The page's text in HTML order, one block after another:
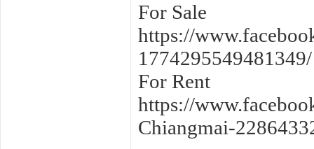
For Sale
https://
1774295549481349/
For Rent
https://
Chiangmai-